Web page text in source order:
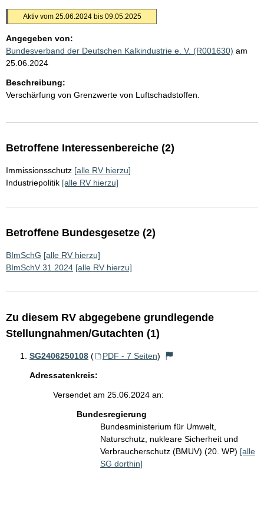
Aktiv vom 25.06.2024 bis 09.05.2025
Angegeben von:
Bundesverband der Deutschen Kalkindustrie e. V. (R001630) am
25.06.2024
Beschreibung:
Verschärfung von Grenzwerte von Luftschadstoffen.
Betroffene Interessenbereiche (2)
Immissionsschutz [alle RV hierzu]
Industriepolitik [alle RV hierzu]
Betroffene Bundesgesetze (2)
BImSchG [alle RV hierzu]
BImSchV 31 2024 [alle RV hierzu]
Zu diesem RV abgegebene grundlegende
Stellungnahmen/Gutachten (1)
SG2406250108 ( PDF - 7 Seiten)
Adressatenkreis:
Versendet am 25.06.2024 an:
Bundesregierung
Bundesministerium für Umwelt,
Naturschutz, nukleare Sicherheit und
Verbraucherschutz (BMUV) (20. WP) [alle
SG dorthin]